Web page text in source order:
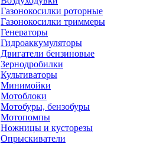
Газонокосилки роторные
Газонокосилки триммеры
Генераторы
Гидроаккумуляторы
Двигатели бензиновые
Зернодробилки
Культиваторы
Минимойки
Мотоблоки
Мотобуры, бензобуры
Мотопомпы
Ножницы и кусторезы
Опрыскиватели